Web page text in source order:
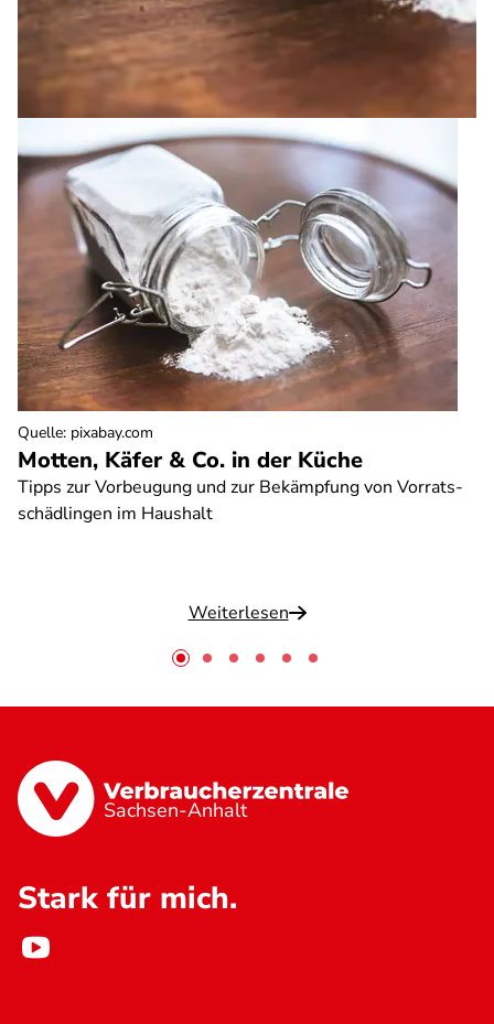
Motten, Käfer & Co. in der Küche
Tipps zur Vorbeugung und zur Bekämpfung von Vorrats-
schädlingen im Haushalt
Weiterlesen
Quelle: pixabay.com
Sachsen-Anhalt
Stark für mich.